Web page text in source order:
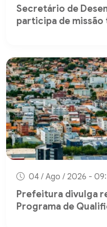
Secretário de
participa de missão
04 / Ago / 2026 -
Prefeitura divulga
Programa de